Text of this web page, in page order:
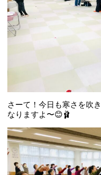
さーて！今日も寒さを吹
なりますよ〜😊🩰